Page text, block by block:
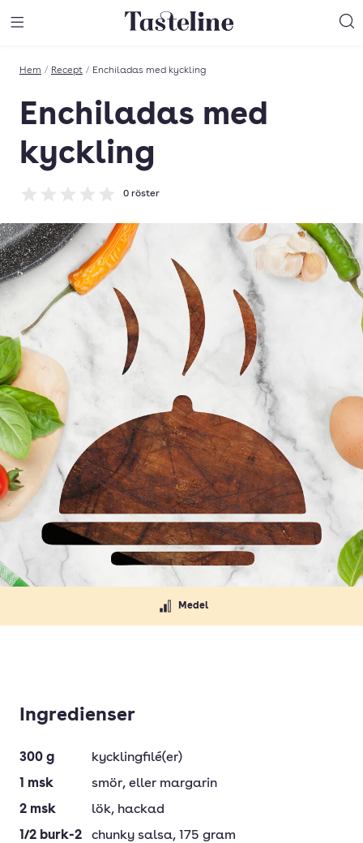
Till Tastelines startsida
Hem / Recept / Enchiladas med kyckling
Enchiladas med
kyckling
Betyg: 0 av 5
0 röster
Medel
Ingredienser
300 g
kycklingfilé(er)
1 msk smör, eller margarin
2 msk lök, hackad
1/2 burk-2 chunky salsa, 175 gram